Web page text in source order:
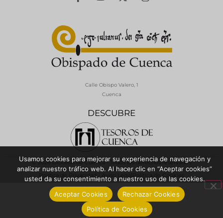
DESCUBRE
Calle Obispo Valero, 1
Cuenca
© 2026 Diócesis de Cuenca - Todos los derechos reservados
Política de Privacidad / Aviso Legal
Política de Cookies
Usamos cookies para mejorar su experiencia de navegación y
analizar nuestro tráfico web. Al hacer clic en “Aceptar cookies”
usted da su consentimiento a nuestro uso de las cookies.
Aceptar Cookies
Rechazar Cookies
Política de Cookies